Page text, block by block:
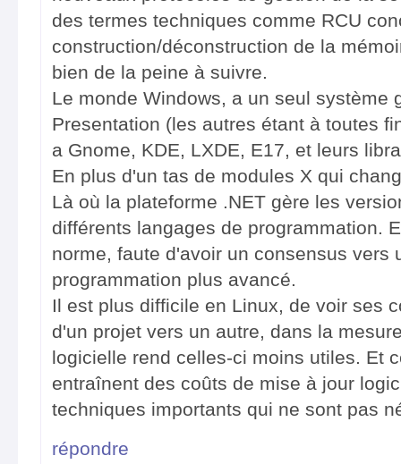
des termes techniques comme RCU
construction/déconstruction de la
bien de la peine à suivre.
Le monde Windows, a un seul système
Presentation (les autres étant à toutes
a Gnome, KDE, LXDE, E17, et leurs
En plus d'un tas de modules X qui
Là où la plateforme .NET gère les
différents langages de programmation.
norme, faute d'avoir un consensus vers
programmation plus avancé.
Il est plus difficile en Linux, de voir ses
d'un projet vers un autre, dans la
logicielle rend celles-ci moins utiles. Et
entraînent des coûts de mise à jour
techniques importants qui ne sont pas
répondre